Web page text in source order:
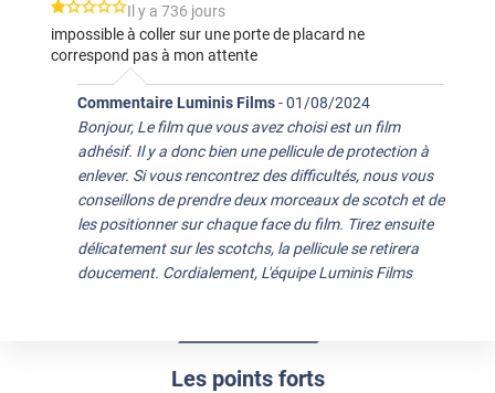
Les points forts
*****
Il y a 736 jours
impossible à coller sur une porte de placard ne
correspond pas à mon attente
Commentaire Luminis Films-01/08/2024
Bonjour, Le film que vous avez choisi est un film
adhésif. Il y a donc bien une pellicule de protection à
enlever. Si vous rencontrez des difficultés, nous vous
conseillons de prendre deux morceaux de scotch et de
les positionner sur chaque face du film. Tirez ensuite
délicatement sur les scotchs, la pellicule se retirera
doucement. Cordialement, L'équipe Luminis Films